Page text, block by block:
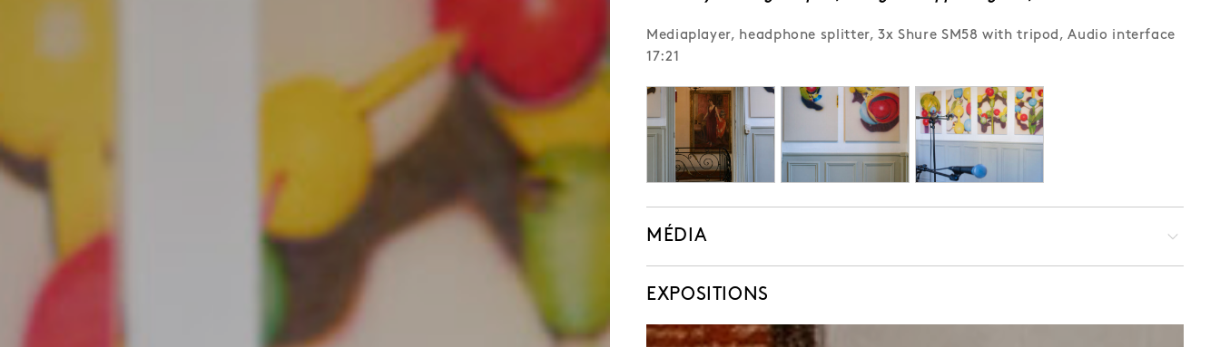
Mediaplayer, headphone splitter, 3x Shure SM58 with tripod, Audio interface
17:21
MÉDIA
EXPOSITIONS